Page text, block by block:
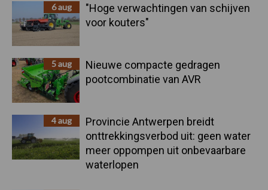
6 aug
"Hoge verwachtingen van schijven
voor kouters"
5 aug
Nieuwe compacte gedragen
pootcombinatie van AVR
4 aug
Provincie Antwerpen breidt
onttrekkingsverbod uit: geen water
meer oppompen uit onbevaarbare
waterlopen